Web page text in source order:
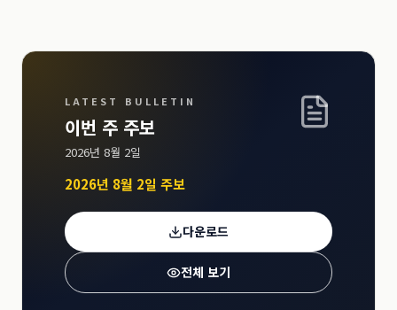
LATEST BULLETIN
이번 주 주보
2026년 8월 2일
2026년 8월 2일 주보
다운로드
전체 보기